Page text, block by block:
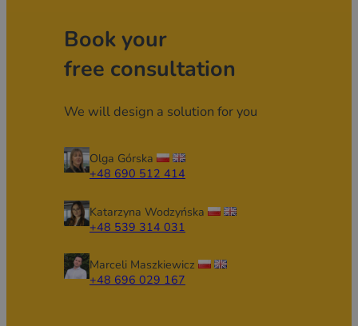
Book your
free consultation
We will design a solution for you
Olga Górska
+48 690 512 414
Katarzyna Wodzyńska
+48 539 314 031
Marceli Maszkiewicz
+48 696 029 167